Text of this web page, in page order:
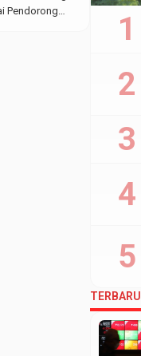
Pendorong
TERBARU